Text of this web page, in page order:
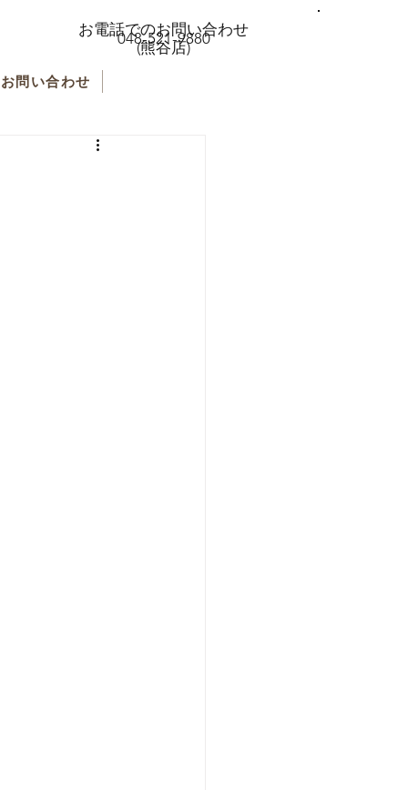
お問い合わせ
お電話でのお問い合わせ
048-521-9880
(熊谷店)